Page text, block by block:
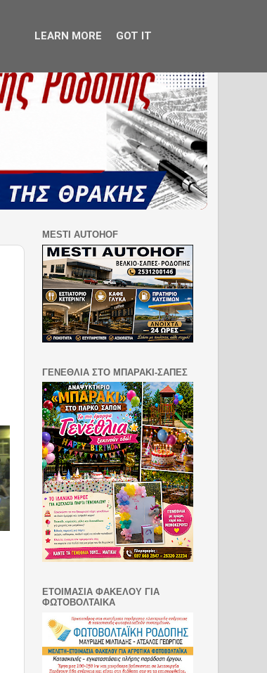
MESTI AUTOHOF
ΓΕΝΕΘΛΙΑ ΣΤΟ ΜΠΑΡΑΚΙ-ΣΑΠΕΣ
ΕΤΟΙΜΑΣΙΑ ΦΑΚΕΛΟΥ ΓΙΑ
ΦΩΤΟΒΟΛΤΑΙΚΑ
LEARN MORE GOT IT